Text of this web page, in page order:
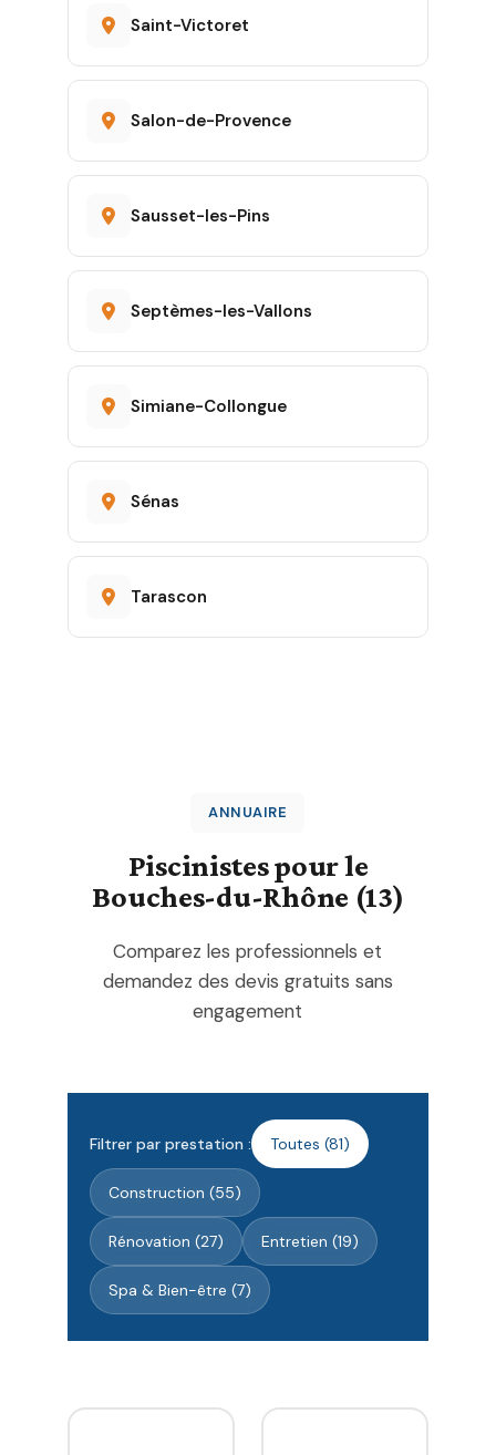
Saint-Victoret
Salon-de-Provence
Sausset-les-Pins
Septèmes-les-Vallons
Simiane-Collongue
Sénas
Tarascon
ANNUAIRE
Piscinistes pour le
Bouches-du-Rhône (13)
Comparez les professionnels et
demandez des devis gratuits sans
engagement
Filtrer par prestation : Toutes (81)
Construction (55)
Rénovation (27) Entretien (19)
Spa & Bien-être (7)